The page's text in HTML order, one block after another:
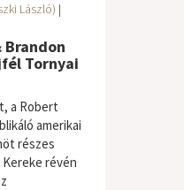
László) |
Brandon
Tornyai
a Robert
amerikai
részes
révén